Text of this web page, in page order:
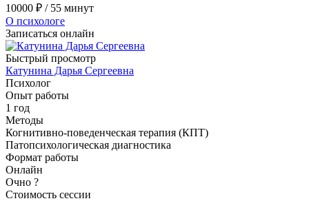
10000 ₽ / 55 минут
О психологе
Записаться онлайн
Быстрый просмотр
Катунина Дарья Сергеевна
Психолог
Опыт работы
1 год
Методы
Когнитивно-поведенческая терапия (КПТ)
Патопсихологическая диагностика
Формат работы
Онлайн
Очно ?
Стоимость сессии